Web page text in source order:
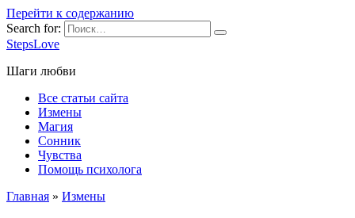
Перейти к содержанию
Search for:
StepsLove
Шаги любви
Все статьи сайта
Измены
Магия
Сонник
Чувства
Помощь психолога
Главная » Измены